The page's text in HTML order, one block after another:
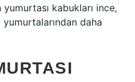
yumurtası kabukları ince,
daha